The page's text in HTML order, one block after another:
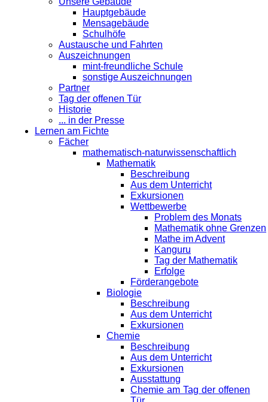
Hauptgebäude
Mensagebäude
Schulhöfe
Austausche und Fahrten
Auszeichnungen
mint-freundliche Schule
sonstige Auszeichnungen
Partner
Tag der offenen Tür
Historie
... in der Presse
Lernen am Fichte
Fächer
mathematisch-naturwissenschaftlich
Mathematik
Beschreibung
Aus dem Unterricht
Exkursionen
Wettbewerbe
Problem des Monats
Mathematik ohne Grenzen
Mathe im Advent
Kanguru
Tag der Mathematik
Erfolge
Förderangebote
Biologie
Beschreibung
Aus dem Unterricht
Exkursionen
Chemie
Beschreibung
Aus dem Unterricht
Exkursionen
Ausstattung
Chemie am Tag der offenen